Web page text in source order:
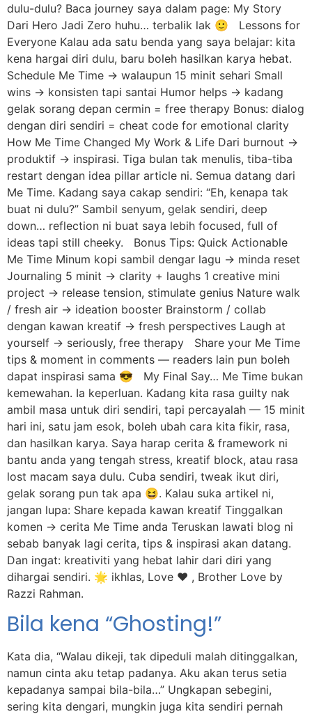
dulu-dulu? Baca journey saya dalam page: My Story
Dari Hero Jadi Zero huhu… terbalik lak 🙂 Lessons for
Everyone Kalau ada satu benda yang saya belajar: kita
kena hargai diri dulu, baru boleh hasilkan karya hebat.
Schedule Me Time → walaupun 15 minit sehari Small
wins → konsisten tapi santai Humor helps → kadang
gelak sorang depan cermin = free therapy Bonus: dialog
dengan diri sendiri = cheat code for emotional clarity
How Me Time Changed My Work & Life Dari burnout →
produktif → inspirasi. Tiga bulan tak menulis, tiba-tiba
restart dengan idea pillar article ni. Semua datang dari
Me Time. Kadang saya cakap sendiri: “Eh, kenapa tak
buat ni dulu?” Sambil senyum, gelak sendiri, deep
down… reflection ni buat saya lebih focused, full of
ideas tapi still cheeky. Bonus Tips: Quick Actionable
Me Time Minum kopi sambil dengar lagu → minda reset
Journaling 5 minit → clarity + laughs 1 creative mini
project → release tension, stimulate genius Nature walk
/ fresh air → ideation booster Brainstorm / collab
dengan kawan kreatif → fresh perspectives Laugh at
yourself → seriously, free therapy Share your Me Time
tips & moment in comments — readers lain pun boleh
dapat inspirasi sama 😎 My Final Say… Me Time bukan
kemewahan. Ia keperluan. Kadang kita rasa guilty nak
ambil masa untuk diri sendiri, tapi percayalah — 15 minit
hari ini, satu jam esok, boleh ubah cara kita fikir, rasa,
dan hasilkan karya. Saya harap cerita & framework ni
bantu anda yang tengah stress, kreatif block, atau rasa
lost macam saya dulu. Cuba sendiri, tweak ikut diri,
gelak sorang pun tak apa 😆. Kalau suka artikel ni,
jangan lupa: Share kepada kawan kreatif Tinggalkan
komen → cerita Me Time anda Teruskan lawati blog ni
sebab banyak lagi cerita, tips & inspirasi akan datang.
Dan ingat: kreativiti yang hebat lahir dari diri yang
dihargai sendiri. 🌟 ikhlas, Love ❤️ , Brother Love by
Razzi Rahman.
Bila kena “Ghosting!”
Kata dia, “Walau dikeji, tak dipeduli malah ditinggalkan,
namun cinta aku tetap padanya. Aku akan terus setia
kepadanya sampai bila-bila…” Ungkapan sebegini,
sering kita dengari, mungkin juga kita sendiri pernah